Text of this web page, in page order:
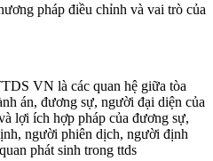
pháp điều chỉnh và vai trò của
VN là các quan hệ giữa tòa
án, đương sự, người đại diện của
lợi ích hợp pháp của đương sự,
người phiên dịch, người định
phát sinh trong ttds